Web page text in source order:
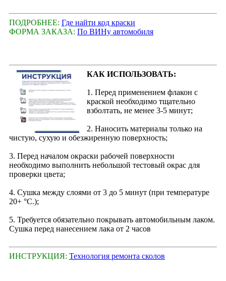
ПОДРОБНЕЕ: Где найти код краски
ФОРМА ЗАКАЗА: По ВИНу автомобиля
КАК ИСПОЛЬЗОВАТЬ:
1. Перед применением флакон с
краской необходимо тщательно
взболтать, не менее 3-5 минут;
2. Наносить материалы только на
чистую, сухую и обезжиренную поверхность;
3. Перед началом окраски рабочей поверхности
необходимо выполнить небольшой тестовый окрас для
проверки цвета;
4. Сушка между слоями от 3 до 5 минут (при температуре
20+ °С.);
5. Требуется обязательно покрывать автомобильным лаком.
Сушка перед нанесением лака от 2 часов
ИНСТРУКЦИЯ: Технология ремонта сколов